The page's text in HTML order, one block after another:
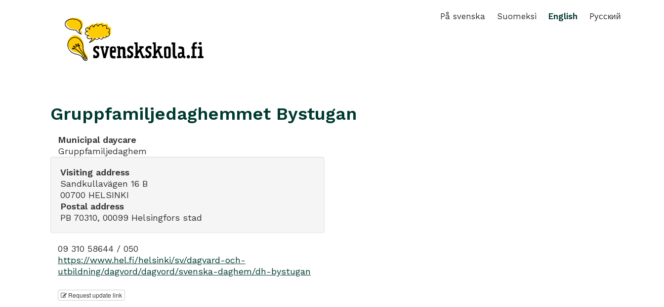
På svenska Suomeksi English Pусский
Gruppfamiljedaghemmet Bystugan
Municipal daycare
Gruppfamiljedaghem
Visiting address
Sandkullavägen 16 B
00700 HELSINKI
Postal address
PB 70310, 00099 Helsingfors stad
09 310 58644 / 050
https://www.hel.fi/helsinki/sv/dagvard-och-
utbildning/dagvord/dagvord/svenska-daghem/dh-bystugan
Request update link